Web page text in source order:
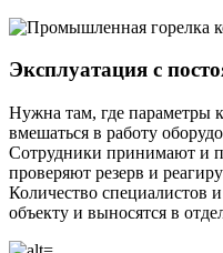
Эксплуатация с
Нужна там, где параметры
вмешаться в работу
Сотрудники принимают и
проверяют резерв и
Количество специалистов
объекту и выносятся в